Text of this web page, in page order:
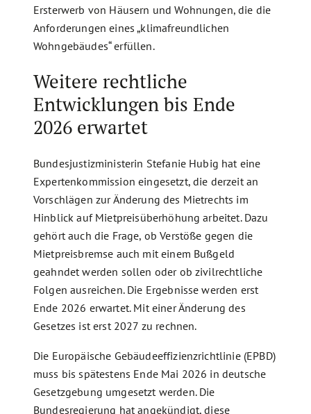
Ersterwerb von Häusern und Wohnungen, die die
Anforderungen eines „klimafreundlichen
Wohngebäudes“ erfüllen.
Weitere rechtliche
Entwicklungen bis Ende
2026 erwartet
Bundesjustizministerin Stefanie Hubig hat eine
Expertenkommission eingesetzt, die derzeit an
Vorschlägen zur Änderung des Mietrechts im
Hinblick auf Mietpreisüberhöhung arbeitet. Dazu
gehört auch die Frage, ob Verstöße gegen die
Mietpreisbremse auch mit einem Bußgeld
geahndet werden sollen oder ob zivilrechtliche
Folgen ausreichen. Die Ergebnisse werden erst
Ende 2026 erwartet. Mit einer Änderung des
Gesetzes ist erst 2027 zu rechnen.
Die Europäische Gebäudeeffizienzrichtlinie (EPBD)
muss bis spätestens Ende Mai 2026 in deutsche
Gesetzgebung umgesetzt werden. Die
Bundesregierung hat angekündigt, diese